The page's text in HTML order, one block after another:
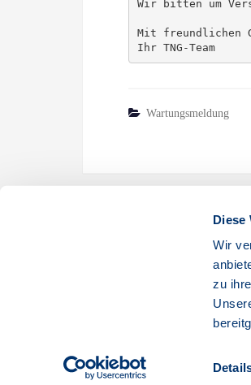
Diese
Wir
zu
Wir bitten um
Mit freundlichen
Ihr TNG-Team
Wartungsmeldung
Kiel, Eckernförde, Felde,